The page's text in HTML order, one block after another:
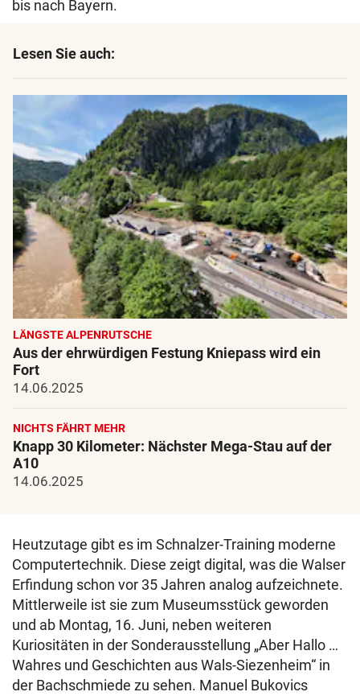
bis nach Bayern.
Lesen Sie auch:
LÄNGSTE ALPENRUTSCHE
Aus der ehrwürdigen Festung Kniepass wird ein
Fort
14.06.2025
NICHTS FÄHRT MEHR
Knapp 30 Kilometer: Nächster Mega-Stau auf der
A10
14.06.2025
Heutzutage gibt es im Schnalzer-Training moderne
Computertechnik. Diese zeigt digital, was die Walser
Erfindung schon vor 35 Jahren analog aufzeichnete.
Mittlerweile ist sie zum Museumsstück geworden
und ab Montag, 16. Juni, neben weiteren
Kuriositäten in der Sonderausstellung „Aber Hallo …
Wahres und Geschichten aus Wals-Siezenheim“ in
der Bachschmiede zu sehen. Manuel Bukovics